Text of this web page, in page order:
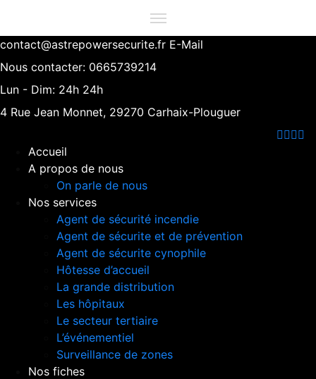
contact@astrepowersecurite.fr E-Mail
Nous contacter: 0665739214
Lun - Dim: 24h 24h
4 Rue Jean Monnet, 29270 Carhaix-Plouguer
Accueil
A propos de nous
On parle de nous
Nos services
Agent de sécurité incendie
Agent de sécurite et de prévention
Agent de sécurite cynophile
Hôtesse d’accueil
La grande distribution
Les hôpitaux
Le secteur tertiaire
L’événementiel
Surveillance de zones
Nos fiches